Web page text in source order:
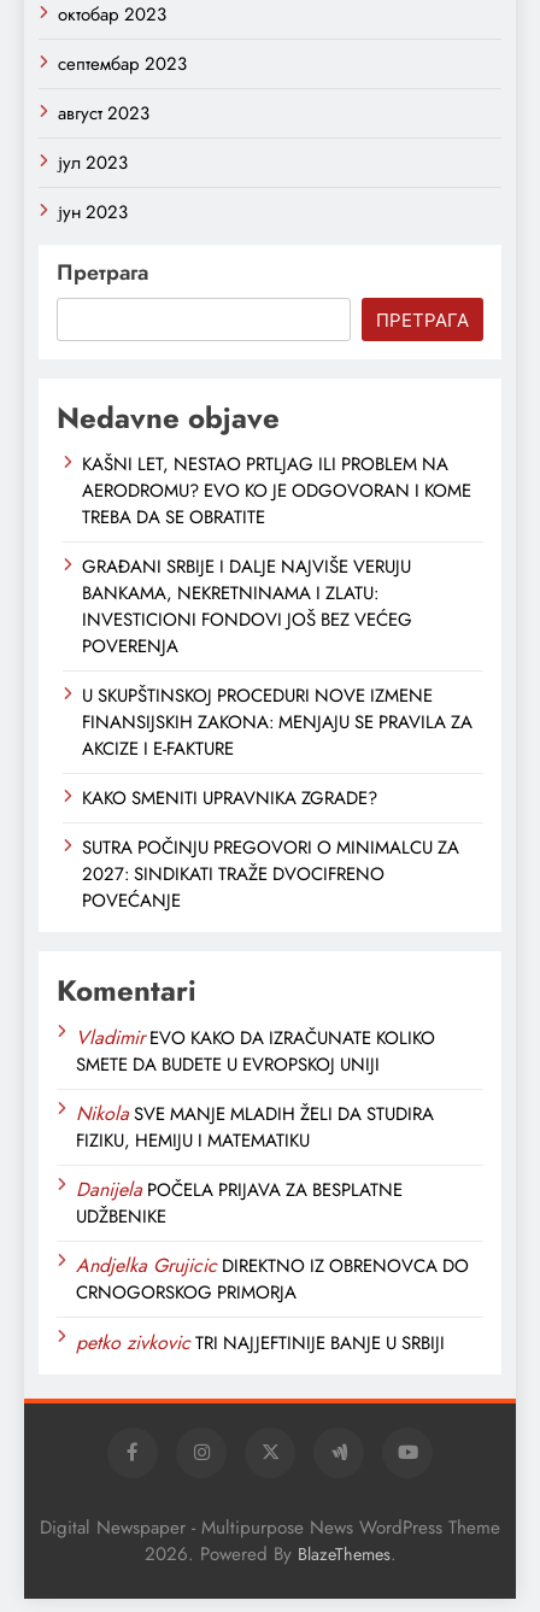
октобар 2023
септембар 2023
август 2023
јул 2023
јун 2023
Претрага
ПРЕТРАГА
Nedavne objave
KAŠNI LET, NESTAO PRTLJAG ILI PROBLEM NA
AERODROMU? EVO KO JE ODGOVORAN I KOME
TREBA DA SE OBRATITE
GRAĐANI SRBIJE I DALJE NAJVIŠE VERUJU
BANKAMA, NEKRETNINAMA I ZLATU:
INVESTICIONI FONDOVI JOŠ BEZ VEĆEG
POVERENJA
U SKUPŠTINSKOJ PROCEDURI NOVE IZMENE
FINANSIJSKIH ZAKONA: MENJAJU SE PRAVILA ZA
AKCIZE I E-FAKTURE
KAKO SMENITI UPRAVNIKA ZGRADE?
SUTRA POČINJU PREGOVORI O MINIMALCU ZA
2027: SINDIKATI TRAŽE DVOCIFRENO
POVEĆANJE
Komentari
Vladimir EVO KAKO DA IZRAČUNATE KOLIKO
SMETE DA BUDETE U EVROPSKOJ UNIJI
NikolaSVE MANJE MLADIH ŽELI DA STUDIRA
FIZIKU, HEMIJU I MATEMATIKU
Danijela POČELA PRIJAVA ZA BESPLATNE
UDŽBENIKE
Andjelka Grujicic DIREKTNO IZ OBRENOVCA DO
CRNOGORSKOG PRIMORJA
petko zivkovicTRI NAJJEFTINIJE BANJE U SRBIJI
Digital Newspaper - Multipurpose News WordPress Theme
2026. Powered By BlazeThemes.